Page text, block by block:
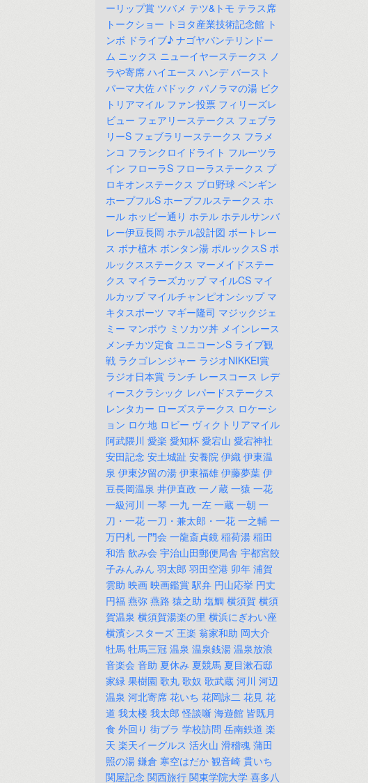
ーリップ賞 ツバメ テツ&トモ テラス席
トークショー トヨタ産業技術記念館 ト
ンボ ドライブ♪ ナゴヤバンテリンドー
ム ニックス ニューイヤーステークス ノ
ラや寄席 ハイエース ハンデ バースト
パーマ大佐 パドック パノラマの湯 ビク
トリアマイル ファン投票 フィリーズレ
ビュー フェアリーステークス フェブラ
リーS フェブラリーステークス フラメ
ンコ フランクロイドライト フルーツラ
イン フローラS フローラステークス プ
ロキオンステークス プロ野球 ペンギン
ホープフルS ホープフルステークス ホ
ール ホッピー通り ホテル ホテルサンバ
レー伊豆長岡 ホテル設計図 ボートレー
ス ボナ植木 ボンタン湯 ポルックスS ポ
ルックスステークス マーメイドステー
クス マイラーズカップ マイルCS マイ
ルカップ マイルチャンピオンシップ マ
キタスポーツ マギー隆司 マジックジェ
ミー マンボウ ミソカツ丼 メインレース
メンチカツ定食 ユニコーンS ライブ観
戦 ラクゴレンジャー ラジオNIKKEI賞
ラジオ日本賞 ランチ レースコース レデ
ィースクラシック レパードステークス
レンタカー ローズステークス ロケーシ
ョン ロケ地 ロビー ヴィクトリアマイル
阿武隈川 愛楽 愛知杯 愛宕山 愛宕神社
安田記念 安土城趾 安養院 伊織 伊東温
泉 伊東汐留の湯 伊東福雄 伊藤夢葉 伊
豆長岡温泉 井伊直政 一ノ蔵 一猿 一花
一級河川 一琴 一九 一左 一蔵 一朝 一
刀・一花 一刀・兼太郎・一花 一之輔 一
万円札 一門会 一龍斎貞鏡 稲荷湯 稲田
和浩 飲み会 宇治山田郵便局舎 宇都宮餃
子みんみん 羽太郎 羽田空港 卯年 浦賀
雲助 映画 映画鑑賞 駅弁 円山応挙 円丈
円福 燕弥 燕路 猿之助 塩鯛 横須賀 横須
賀温泉 横須賀湯楽の里 横浜にぎわい座
横濱シスターズ 王楽 翁家和助 岡大介
牡馬 牡馬三冠 温泉 温泉銭湯 温泉放浪
音楽会 音助 夏休み 夏競馬 夏目漱石邸
家緑 果樹園 歌丸 歌奴 歌武蔵 河川 河辺
温泉 河北寄席 花いち 花岡詠二 花見 花
道 我太楼 我太郎 怪談噺 海遊館 皆既月
食 外回り 街ブラ 学校訪問 岳南鉄道 楽
天 楽天イーグルス 活火山 滑稽魂 蒲田
照の湯 鎌倉 寒空はだか 観音崎 貫いち
関屋記念 関西旅行 関東学院大学 喜多八